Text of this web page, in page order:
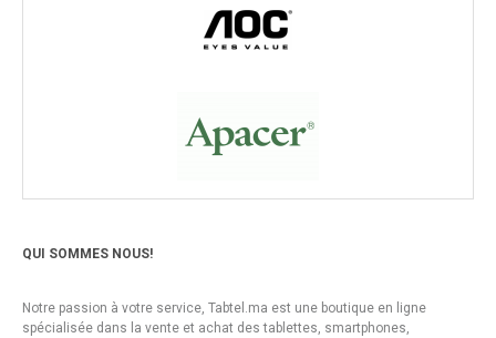
QUI SOMMES NOUS!
Notre passion à votre service, Tabtel.ma est une boutique en ligne
spécialisée dans la vente et achat des tablettes, smartphones,